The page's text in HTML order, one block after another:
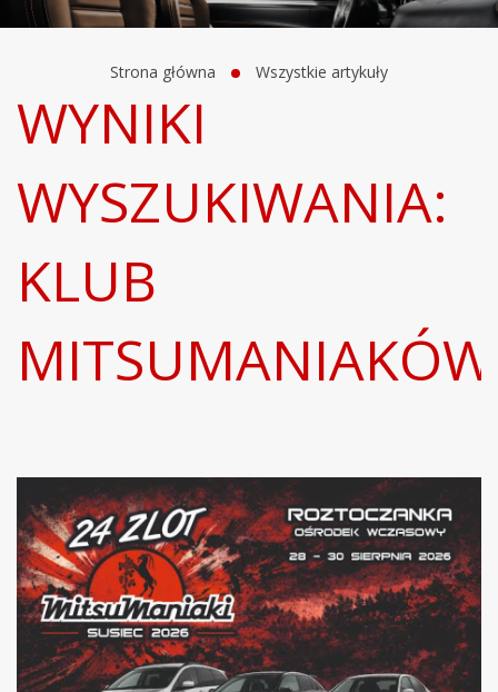
Strona główna Wszystkie artykuły
WYNIKI
WYSZUKIWANIA:
KLUB
MITSUMANIAKÓW